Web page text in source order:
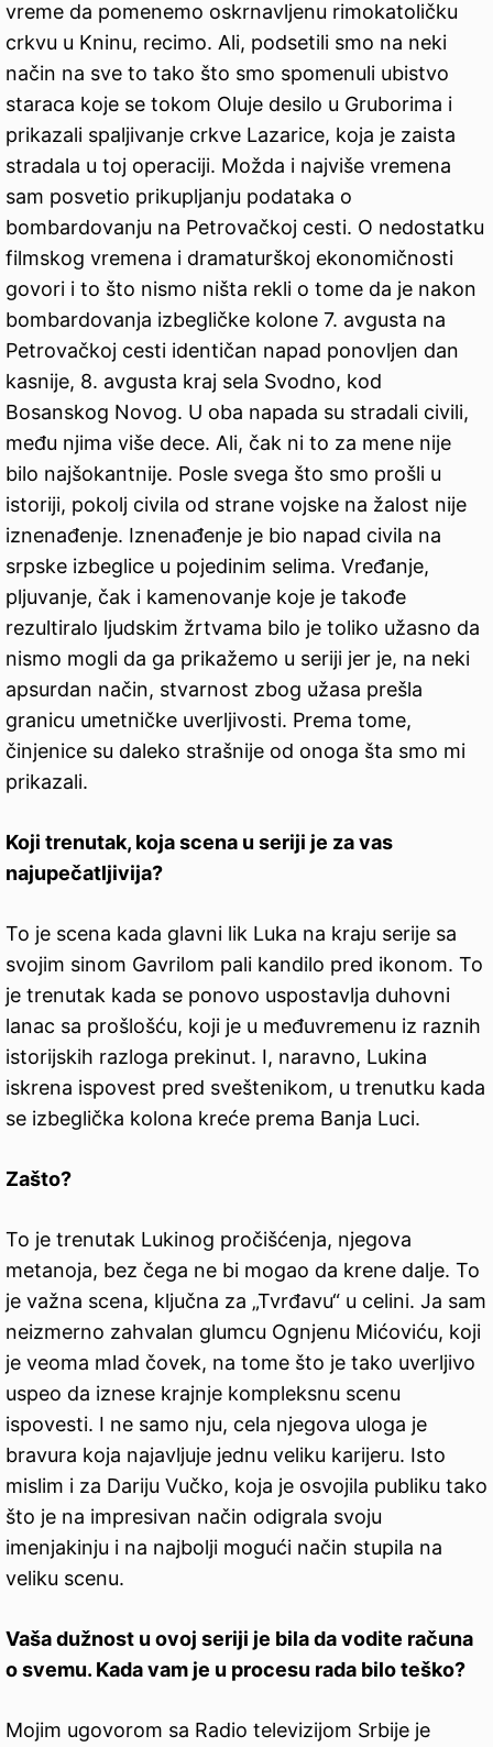
vreme da pomenemo oskrnavljenu rimokatoličku
crkvu u Kninu, recimo. Ali, podsetili smo na neki
način na sve to tako što smo spomenuli ubistvo
staraca koje se tokom Oluje desilo u Gruborima i
prikazali spaljivanje crkve Lazarice, koja je zaista
stradala u toj operaciji. Možda i najviše vremena
sam posvetio prikupljanju podataka o
bombardovanju na Petrovačkoj cesti. O nedostatku
filmskog vremena i dramaturškoj ekonomičnosti
govori i to što nismo ništa rekli o tome da je nakon
bombardovanja izbegličke kolone 7. avgusta na
Petrovačkoj cesti identičan napad ponovljen dan
kasnije, 8. avgusta kraj sela Svodno, kod
Bosanskog Novog. U oba napada su stradali civili,
među njima više dece. Ali, čak ni to za mene nije
bilo najšokantnije. Posle svega što smo prošli u
istoriji, pokolj civila od strane vojske na žalost nije
iznenađenje. Iznenađenje je bio napad civila na
srpske izbeglice u pojedinim selima. Vređanje,
pljuvanje, čak i kamenovanje koje je takođe
rezultiralo ljudskim žrtvama bilo je toliko užasno da
nismo mogli da ga prikažemo u seriji jer je, na neki
apsurdan način, stvarnost zbog užasa prešla
granicu umetničke uverljivosti. Prema tome,
činjenice su daleko strašnije od onoga šta smo mi
prikazali.
Koji trenutak, koja scena u seriji je za vas
najupečatljivija?
To je scena kada glavni lik Luka na kraju serije sa
svojim sinom Gavrilom pali kandilo pred ikonom. To
je trenutak kada se ponovo uspostavlja duhovni
lanac sa prošlošću, koji je u međuvremenu iz raznih
istorijskih razloga prekinut. I, naravno, Lukina
iskrena ispovest pred sveštenikom, u trenutku kada
se izbeglička kolona kreće prema Banja Luci.
Zašto?
To je trenutak Lukinog pročišćenja, njegova
metanoja, bez čega ne bi mogao da krene dalje. To
je važna scena, ključna za „Tvrđavu“ u celini. Ja sam
neizmerno zahvalan glumcu Ognjenu Mićoviću, koji
je veoma mlad čovek, na tome što je tako uverljivo
uspeo da iznese krajnje kompleksnu scenu
ispovesti. I ne samo nju, cela njegova uloga je
bravura koja najavljuje jednu veliku karijeru. Isto
mislim i za Dariju Vučko, koja je osvojila publiku tako
što je na impresivan način odigrala svoju
imenjakinju i na najbolji mogući način stupila na
veliku scenu.
Vaša dužnost u ovoj seriji je bila da vodite računa
o svemu. Kada vam je u procesu rada bilo teško?
Mojim ugovorom sa Radio televizijom Srbije je